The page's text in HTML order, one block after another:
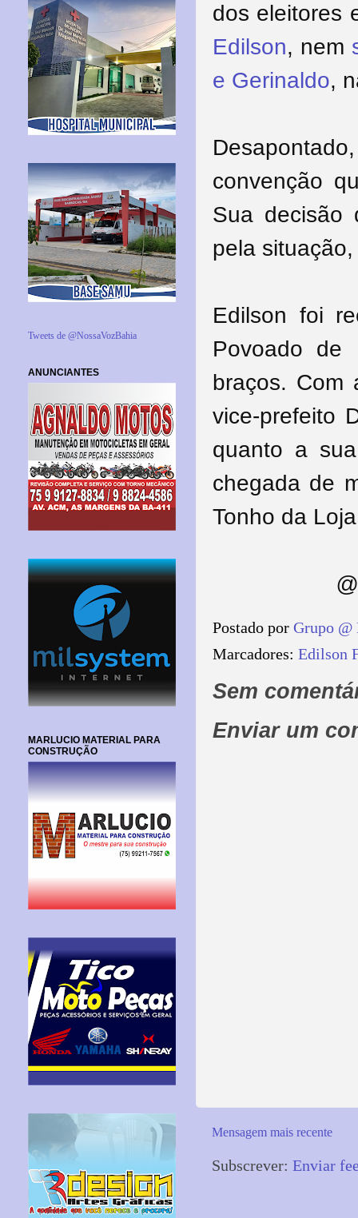
dos eleitores
Edilson, nem
e Gerinaldo,
convenção
Sua decisão
pela
Edilson foi
Povoado de
braços. Com
vice-prefeito
quanto a
chegada de
Tonho da
Postado por Grupo @
Marcadores: Edilson
Sem
Enviar um
Mensagem mais recente
Subscrever: Enviar
Tweets de @NossaVozBahia
ANUNCIANTES
MARLUCIO MATERIAL PARA
CONSTRUÇÃO